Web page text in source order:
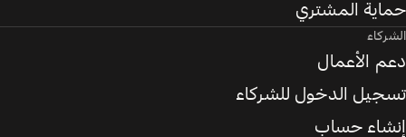
حماية المشتري
الشركاء
دعم الأعمال
تسجيل الدخول للشركاء
إنشاء حساب